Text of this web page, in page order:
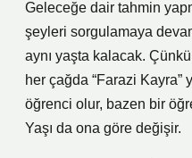
Geleceğe dair tahmin
şeyleri sorgulamaya
aynı yaşta kalacak.
her çağda “Farazi
öğrenci olur, bazen bir
Yaşı da ona göre değişir.